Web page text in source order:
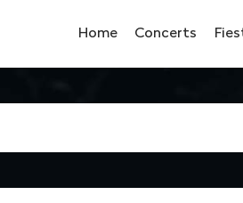
Home Concerts